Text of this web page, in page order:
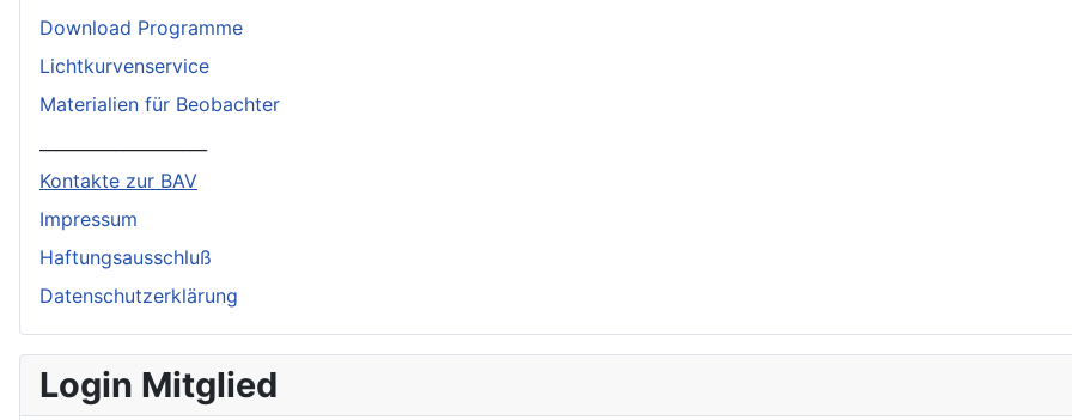
Download Programme
Lichtkurvenservice
Materialien für Beobachter
Kontakte zur BAV
Impressum
Haftungsausschluß
Datenschutzerklärung
Login Mitglied